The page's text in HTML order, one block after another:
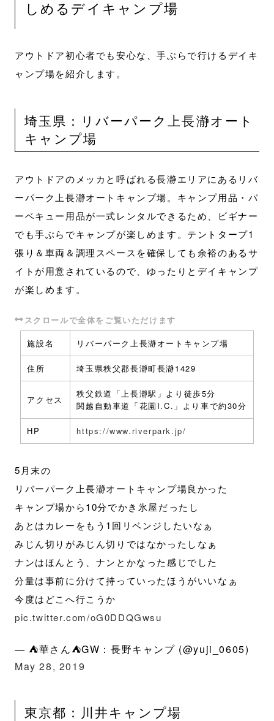
しめるデイキャンプ場
アウトドア初心者でも安心な、手ぶらで行けるデイキ
ャンプ場を紹介します。
埼玉県：リバーパーク上長瀞オート
キャンプ場
アウトドアのメッカと呼ばれる長瀞エリアにあるリバ
ーパーク上長瀞オートキャンプ場。キャンプ用品・バ
ーベキュー用品が一式レンタルできるため、ビギナー
でも手ぶらでキャンプが楽しめます。テントタープ1
張り＆車両＆調理スペースを確保しても余裕のあるサ
イトが用意されているので、ゆったりとデイキャンプ
が楽しめます。
施設名 リバーパーク上長瀞オートキャンプ場
住所 埼玉県秩父郡長瀞町長瀞1429
アクセス
秩父鉄道「上長瀞駅」より徒歩5分
関越自動車道「花園I.C.」より車で約30分
HP https://www.riverpark.jp/
5月末の
リバーパーク上長瀞オートキャンプ場良かった
キャンプ場から10分でかき氷屋だったし
あとはカレーをもう1回リベンジしたいなぁ
みじん切りがみじん切りではなかったしなぁ
ナンはほんとう、ナンとかなった感じでした
分量は事前に分けて持っていったほうがいいなぁ
今度はどこへ行こうか
pic.twitter.com/oG0DDQGwsu
— ⛺️華さん⛺GW：長野キャンプ (@yuji_0605)
May 28, 2019
東京都：川井キャンプ場